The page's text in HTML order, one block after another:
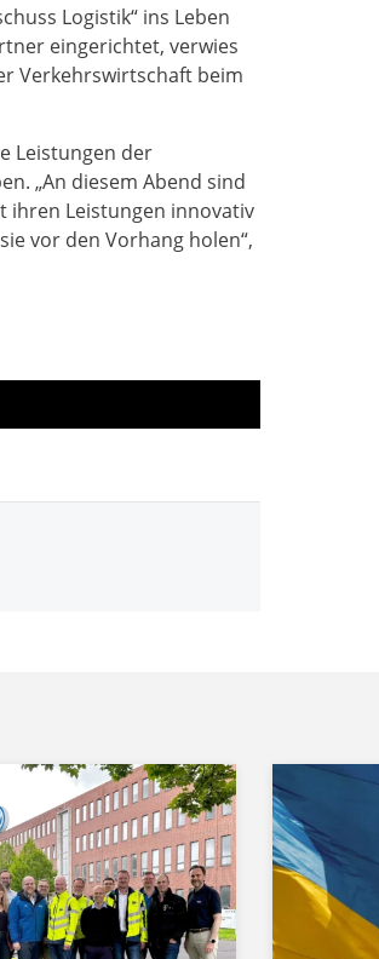
Logistik“ ins Leben
eingerichtet, verwies
Verkehrswirtschaft beim
Leistungen der
„An diesem Abend sind
ihren Leistungen innovativ
vor den Vorhang holen“,